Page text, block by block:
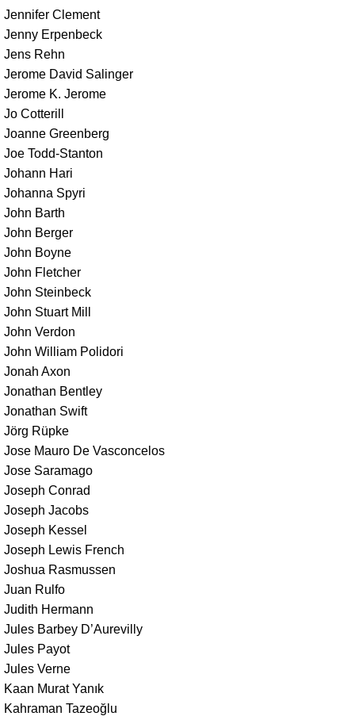
Jennifer Clement
Jenny Erpenbeck
Jens Rehn
Jerome David Salinger
Jerome K. Jerome
Jo Cotterill
Joanne Greenberg
Joe Todd-Stanton
Johann Hari
Johanna Spyri
John Barth
John Berger
John Boyne
John Fletcher
John Steinbeck
John Stuart Mill
John Verdon
John William Polidori
Jonah Axon
Jonathan Bentley
Jonathan Swift
Jörg Rüpke
Jose Mauro De Vasconcelos
Jose Saramago
Joseph Conrad
Joseph Jacobs
Joseph Kessel
Joseph Lewis French
Joshua Rasmussen
Juan Rulfo
Judith Hermann
Jules Barbey D’Aurevilly
Jules Payot
Jules Verne
Kaan Murat Yanık
Kahraman Tazeoğlu